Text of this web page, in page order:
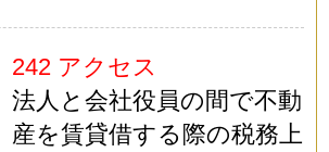
242 アクセス
法人と会社役員の間で不動
産を賃貸借する際の税務上